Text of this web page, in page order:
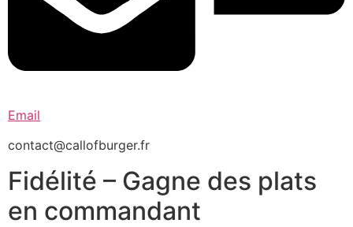
Email
contact@callofburger.fr
Fidélité – Gagne des plats
en commandant